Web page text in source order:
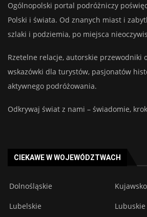
Ogólnopolski portal podróżniczy
Polski i świata. Od znanych miast i
szlaki i podziemia, po miejsca
Rzetelne relacje, autorskie przewodniki
wskazówki dla turystów, pasjonatów
aktywnego podróżowania.
Odkrywaj świat z nami – świadomie,
CIEKAWE W WOJEWÓDZTWACH
Dolnośląskie
Lubelskie Lubuskie